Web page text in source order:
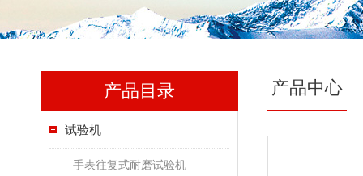
产品目录
试验机
手表往复式耐磨试验机
产品中心